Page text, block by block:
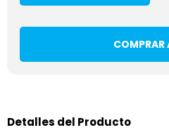
COMPRAR
Detalles del Producto